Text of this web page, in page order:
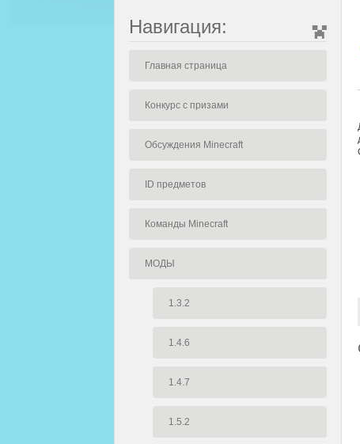
Навигация:
Главная страница
Конкурс с призами
Обсуждения Minecraft
ID предметов
Команды Minecraft
МОДЫ
1.3.2
1.4.6
1.4.7
1.5.2